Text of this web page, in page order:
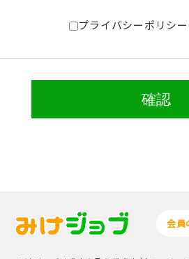
プライバシーポリシ
会員